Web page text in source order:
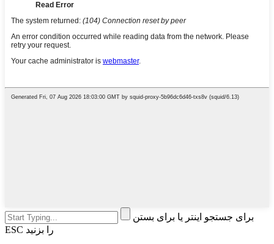
برای جستجو اینتر یا برای بستن
ESC را بزنید